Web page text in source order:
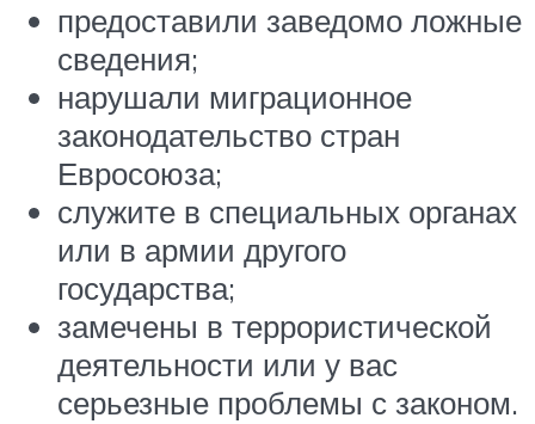
предоставили заведомо ложные
сведения;
нарушали миграционное
законодательство стран
Евросоюза;
служите в специальных органах
или в армии другого
государства;
замечены в террористической
деятельности или у вас
серьезные проблемы с законом.